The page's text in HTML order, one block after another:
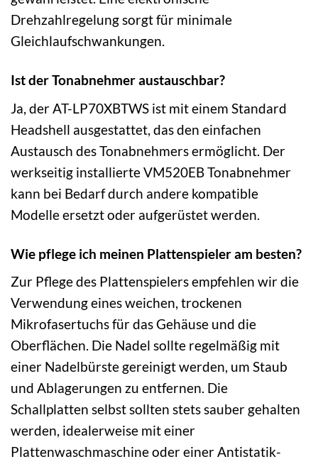
Drehzahlregelung sorgt für minimale
Gleichlaufschwankungen.
Ist der Tonabnehmer austauschbar?
Ja, der AT-LP70XBTWS ist mit einem Standard
Headshell ausgestattet, das den einfachen
Austausch des Tonabnehmers ermöglicht. Der
werkseitig installierte VM520EB Tonabnehmer
kann bei Bedarf durch andere kompatible
Modelle ersetzt oder aufgerüstet werden.
Wie pflege ich meinen Plattenspieler am besten?
Zur Pflege des Plattenspielers empfehlen wir die
Verwendung eines weichen, trockenen
Mikrofasertuchs für das Gehäuse und die
Oberflächen. Die Nadel sollte regelmäßig mit
einer Nadelbürste gereinigt werden, um Staub
und Ablagerungen zu entfernen. Die
Schallplatten selbst sollten stets sauber gehalten
werden, idealerweise mit einer
Plattenwaschmaschine oder einer Antistatik-